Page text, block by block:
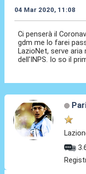
04 Mar 2020, 11:08
Ci penserà il
gdm me lo farei
LazioNet, serve aria
dell'INPS. Io so il